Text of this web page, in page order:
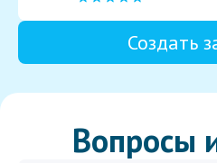
Создать
Вопросы